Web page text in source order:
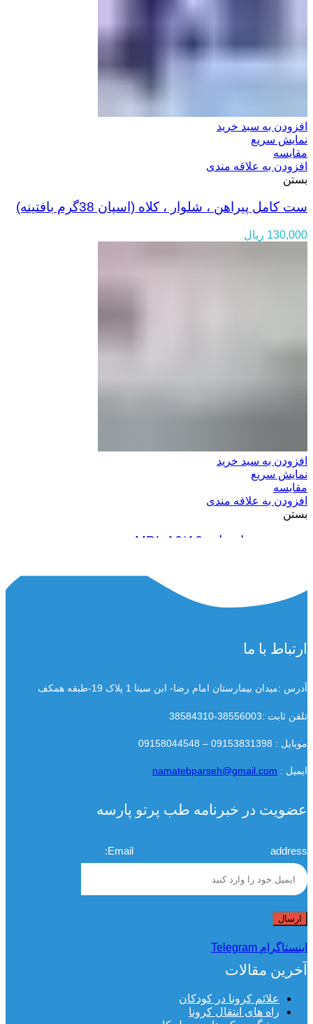
افزودن به سبد خرید
نمایش سریع
مقایسه
افزودن به علاقه مندی
بستن
ست کامل پیراهن ، شلوار ، کلاه (اسپان 38گرم بافتینه)
130,000 ریال
افزودن به سبد خرید
نمایش سریع
مقایسه
افزودن به علاقه مندی
بستن
سوزن نیمه اتومات 16*16 MDL
ارتباط با ما
آدرس :میدان بیمارستان امام رضا- ابن سینا 1 پلاک 19-طبقه همکف
تلفن ثابت :38556003-38584310
موبایل : 09153831398 – 09158044548
ایمیل : namatebparseh@gmail.com
عضویت در خبرنامه طب پرتو پارسه
Email address:
اینستاگرام Telegram
آخرین مقالات
علائم کرونا در کودکان
راه های انتقال کرونا